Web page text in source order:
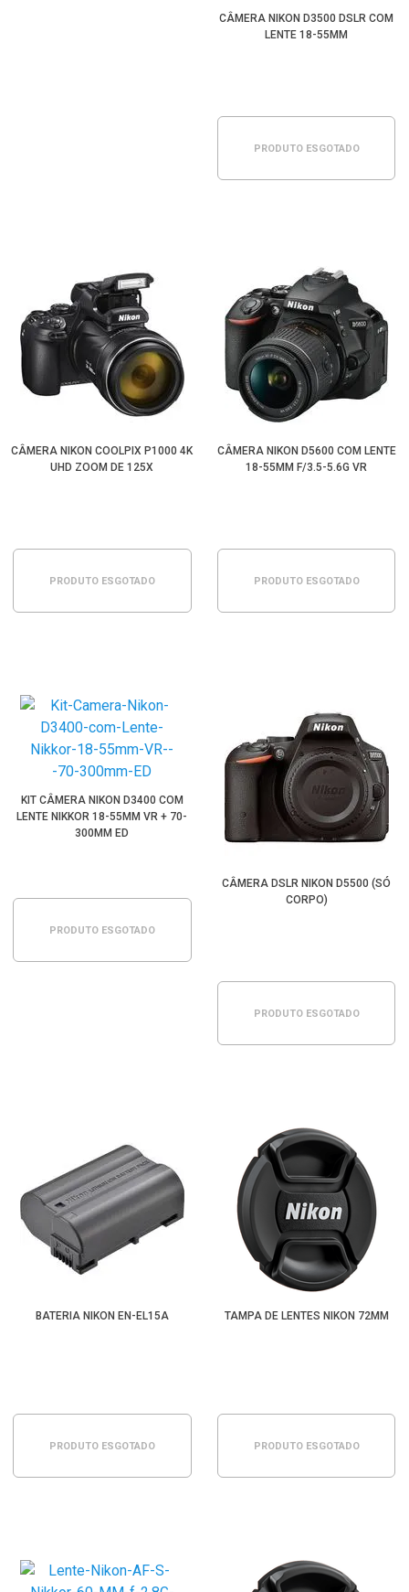
CÂMERA NIKON D3500 DSLR COM
LENTE 18-55MM
PRODUTO ESGOTADO
CÂMERA NIKON COOLPIX P1000 4K
UHD ZOOM DE 125X
PRODUTO ESGOTADO
CÂMERA NIKON D5600 COM LENTE
18-55MM F/3.5-5.6G VR
PRODUTO ESGOTADO
KIT CÂMERA NIKON D3400 COM
LENTE NIKKOR 18-55MM VR + 70-
300MM ED
PRODUTO ESGOTADO
CÂMERA DSLR NIKON D5500 (SÓ
CORPO)
PRODUTO ESGOTADO
BATERIA NIKON EN-EL15A
PRODUTO ESGOTADO
TAMPA DE LENTES NIKON 72MM
PRODUTO ESGOTADO